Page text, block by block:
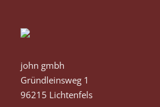
john gmbh
Gründleinsweg 1
96215 Lichtenfels